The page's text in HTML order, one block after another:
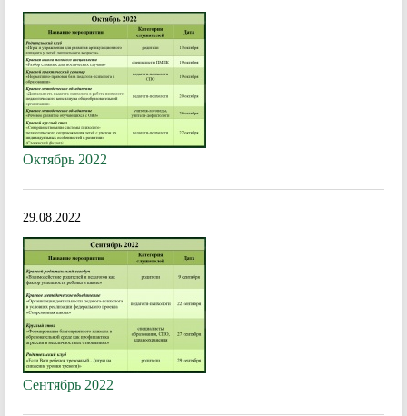
Октябрь 2022
29.08.2022
Сентябрь 2022